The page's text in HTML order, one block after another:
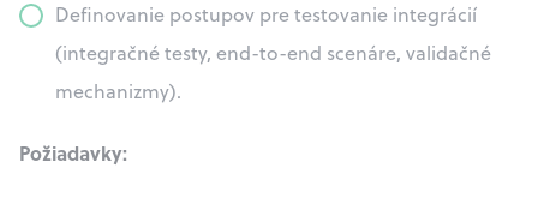
Definovanie postupov pre testovanie integrácií
(integračné testy, end-to-end scenáre, validačné
mechanizmy).
Požiadavky: